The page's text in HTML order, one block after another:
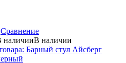
Сравнение
В наличии